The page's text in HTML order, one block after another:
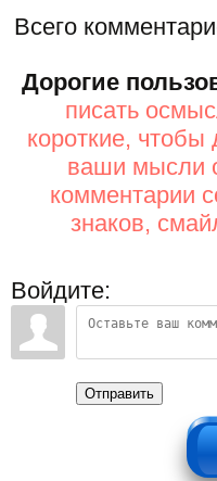
Всего
Дорогие
писать
короткие, чтобы
ваши мысли
комментарии
знаков,
Войдите:
Отправить